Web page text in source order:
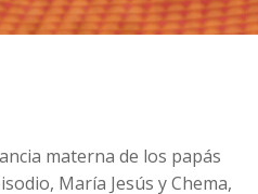
materna de los papás
María Jesús y Chema,